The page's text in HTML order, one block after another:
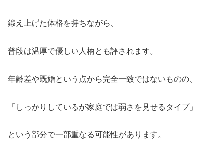
鍛え上げた体格を持ちながら、
普段は温厚で優しい人柄とも評されます。
年齢差や既婚という点から完全一致ではないものの、
「しっかりしているが家庭では弱さを見せるタイプ」
という部分で一部重なる可能性があります。